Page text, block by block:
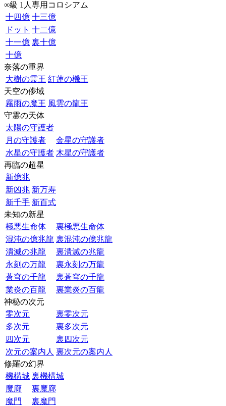
∞級 1人専用コロシアム
十四億 十三億
ドット 十二億
十一億 裏十億
十億
奈落の重界
大樹の霊王 紅蓮の機王
天空の儚域
霧雨の魔王 風雲の龍王
守霊の天体
太陽の守護者
月の守護者
金星の守護者
水星の守護者 木星の守護者
再臨の超星
新億兆
新凶兆 新万寿
新千手 新百式
未知の新星
極悪生命体
裏極悪生命体
混沌の億兆龍 裏混沌の億兆龍
潰滅の兆龍
裏潰滅の兆龍
永刻の万龍
裏永刻の万龍
蒼穹の千龍
裏蒼穹の千龍
業炎の百龍
裏業炎の百龍
神秘の次元
零次元
裏零次元
多次元
裏多次元
四次元
裏四次元
次元の案内人 裏次元の案内人
修羅の幻界
機構城 裏機構城
魔廊
裏魔廊
魔門
裏魔門